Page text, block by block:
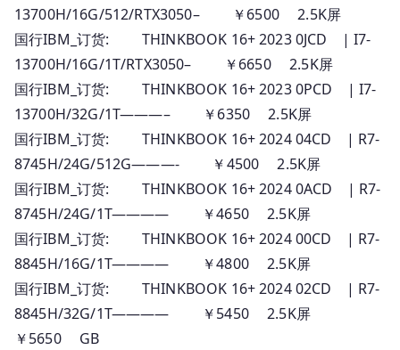
13700H/16G/512/RTX3050– ￥6500 2.5K屏
国行IBM_订货: THINKBOOK 16+ 2023 0JCD | I7-
13700H/16G/1T/RTX3050– ￥6650 2.5K屏
国行IBM_订货: THINKBOOK 16+ 2023 0PCD | I7-
13700H/32G/1T———– ￥6350 2.5K屏
国行IBM_订货: THINKBOOK 16+ 2024 04CD | R7-
8745H/24G/512G———- ￥4500 2.5K屏
国行IBM_订货: THINKBOOK 16+ 2024 0ACD | R7-
8745H/24G/1T———— ￥4650 2.5K屏
国行IBM_订货: THINKBOOK 16+ 2024 00CD | R7-
8845H/16G/1T———— ￥4800 2.5K屏
国行IBM_订货: THINKBOOK 16+ 2024 02CD | R7-
8845H/32G/1T———— ￥5450 2.5K屏
￥5650 GB